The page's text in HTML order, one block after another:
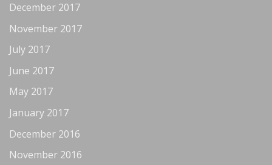
December 2017
November 2017
July 2017
June 2017
May 2017
January 2017
December 2016
November 2016